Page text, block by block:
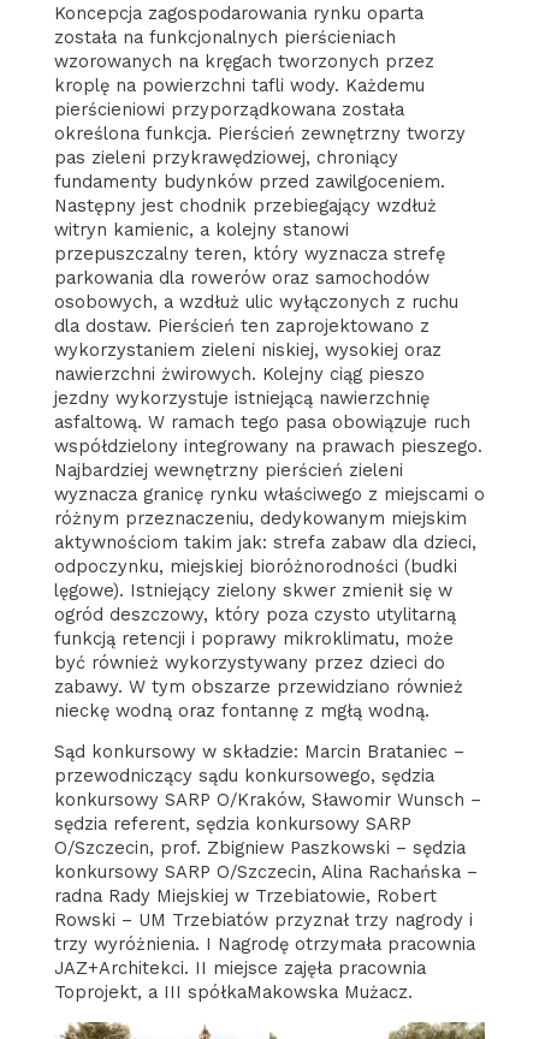
Koncepcja zagospodarowania rynku oparta
została na funkcjonalnych pierścieniach
wzorowanych na kręgach tworzonych przez
kroplę na powierzchni tafli wody. Każdemu
pierścieniowi przyporządkowana została
określona funkcja. Pierścień zewnętrzny tworzy
pas zieleni przykrawędziowej, chroniący
fundamenty budynków przed zawilgoceniem.
Następny jest chodnik przebiegający wzdłuż
witryn kamienic, a kolejny stanowi
przepuszczalny teren, który wyznacza strefę
parkowania dla rowerów oraz samochodów
osobowych, a wzdłuż ulic wyłączonych z ruchu
dla dostaw. Pierścień ten zaprojektowano z
wykorzystaniem zieleni niskiej, wysokiej oraz
nawierzchni żwirowych. Kolejny ciąg pieszo
jezdny wykorzystuje istniejącą nawierzchnię
asfaltową. W ramach tego pasa obowiązuje ruch
współdzielony integrowany na prawach pieszego.
Najbardziej wewnętrzny pierścień zieleni
wyznacza granicę rynku właściwego z miejscami o
różnym przeznaczeniu, dedykowanym miejskim
aktywnościom takim jak: strefa zabaw dla dzieci,
odpoczynku, miejskiej bioróżnorodności (budki
lęgowe). Istniejący zielony skwer zmienił się w
ogród deszczowy, który poza czysto utylitarną
funkcją retencji i poprawy mikroklimatu, może
być również wykorzystywany przez dzieci do
zabawy. W tym obszarze przewidziano również
nieckę wodną oraz fontannę z mgłą wodną.
Sąd konkursowy w składzie: Marcin Brataniec –
przewodniczący sądu konkursowego, sędzia
konkursowy SARP O/Kraków, Sławomir Wunsch –
sędzia referent, sędzia konkursowy SARP
O/Szczecin, prof. Zbigniew Paszkowski – sędzia
konkursowy SARP O/Szczecin, Alina Rachańska –
radna Rady Miejskiej w Trzebiatowie, Robert
Rowski – UM Trzebiatów przyznał trzy nagrody i
trzy wyróżnienia. I Nagrodę otrzymała pracownia
JAZ+Architekci. II miejsce zajęła pracownia
Toprojekt, a III spółkaMakowska Mużacz.